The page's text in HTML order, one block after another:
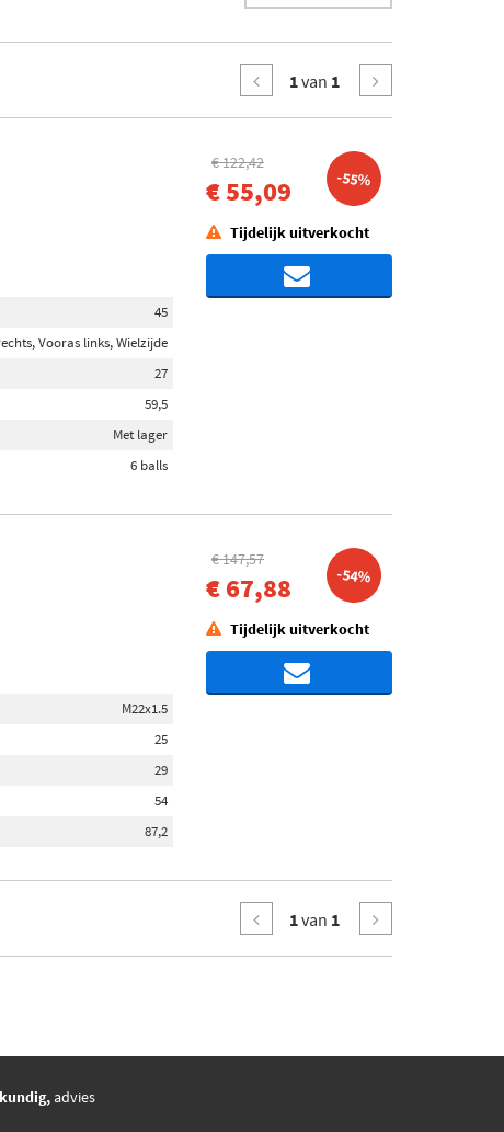
1van 1
45
Vooras links, Wielzijde
27
59,5
Met lager
6 balls
€ 122,42
€ 55,09 -55%
Tijdelijk uitverkocht
M22x1.5
25
29
54
87,2
€ 147,57
€ 67,88 -54%
Tijdelijk uitverkocht
1van 1
advies